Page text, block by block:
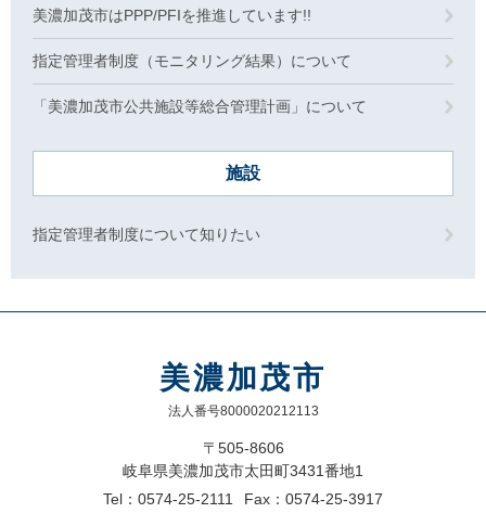
美濃加茂市はPPP/PFIを推進しています!!
指定管理者制度（モニタリング結果）について
「美濃加茂市公共施設等総合管理計画」について
施設
指定管理者制度について知りたい
美濃加茂市
法人番号8000020212113
〒505-8606
岐阜県美濃加茂市太田町3431番地1
Tel：0574-25-2111
Fax：0574-25-3917